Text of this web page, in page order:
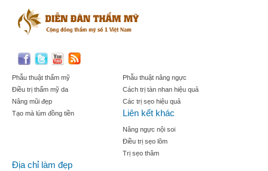
Phẫu thuật thẩm mỹ
Điều trị thẩm mỹ da
Nâng mũi đẹp
Tạo mà lúm đồng tiền
Phẫu thuật nâng ngực
Cách trị tàn nhan hiệu quả
Các trị sẹo hiệu quả
Liên kết khác
Nâng ngực nội soi
Điều trị sẹo lõm
Trị sẹo thâm
Địa chỉ làm đẹp